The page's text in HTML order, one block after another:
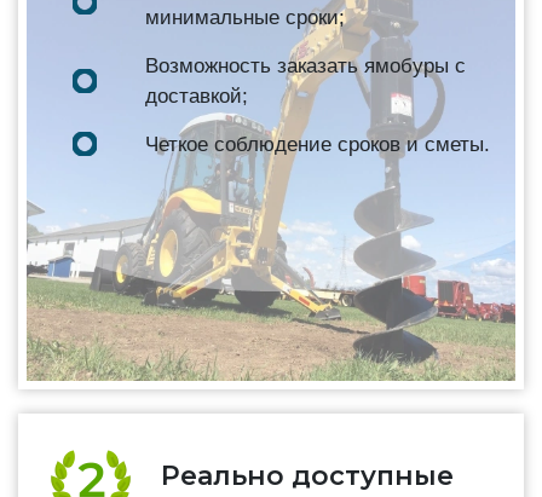
минимальные сроки;
Возможность заказать ямобуры с
доставкой;
Четкое соблюдение сроков и сметы.
Реально доступные